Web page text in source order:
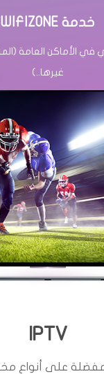
WIFIZONE خدمة
في الأماكن العامة
غيرها..)
IPTV
على أنواع